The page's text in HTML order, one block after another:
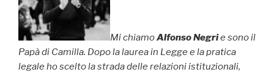
Mi chiamoAlfonso Negrie sono il
Papà di Camilla. Dopo la laurea in Legge e la pratica
legale ho scelto la strada delle relazioni istituzionali,